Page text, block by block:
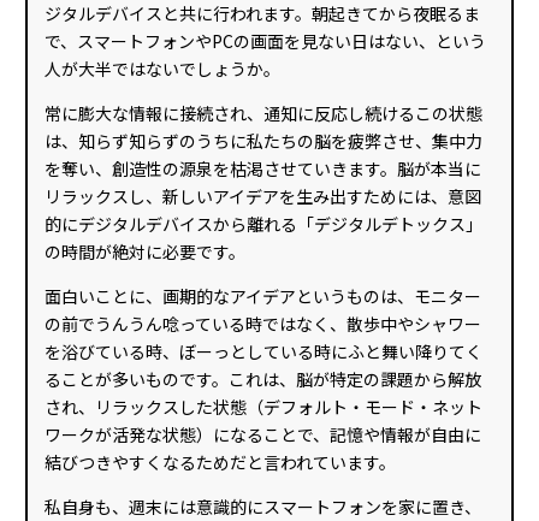
ジタルデバイスと共に行われます。朝起きてから夜眠るま
で、スマートフォンやPCの画面を見ない日はない、という
人が大半ではないでしょうか。
常に膨大な情報に接続され、通知に反応し続けるこの状態
は、知らず知らずのうちに私たちの脳を疲弊させ、集中力
を奪い、創造性の源泉を枯渇させていきます。脳が本当に
リラックスし、新しいアイデアを生み出すためには、意図
的にデジタルデバイスから離れる「デジタルデトックス」
の時間が絶対に必要です。
面白いことに、画期的なアイデアというものは、モニター
の前でうんうん唸っている時ではなく、散歩中やシャワー
を浴びている時、ぼーっとしている時にふと舞い降りてく
ることが多いものです。これは、脳が特定の課題から解放
され、リラックスした状態（デフォルト・モード・ネット
ワークが活発な状態）になることで、記憶や情報が自由に
結びつきやすくなるためだと言われています。
私自身も、週末には意識的にスマートフォンを家に置き、